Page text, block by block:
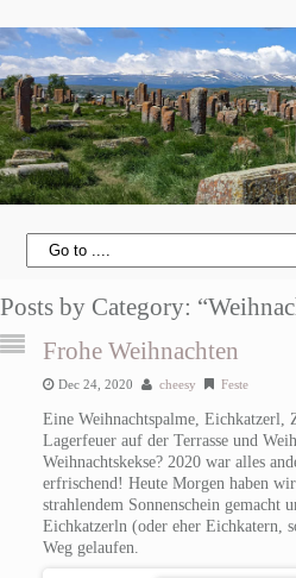
Posts by Category:
Frohe Weihnachten
Dec 24, 2020 cheesy Feste
Eine Weihnachtspalme, Eichkatzerl,
Lagerfeuer auf der Terrasse und
Weihnachtskekse? 2020 war alles
erfrischend! Heute Morgen haben
strahlendem Sonnenschein gemacht
Eichkatzerln (oder eher Eichkatern,
Weg gelaufen.